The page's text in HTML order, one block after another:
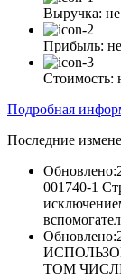
Выручка:
Прибыль:
Стоимость:
Подробная
Последние
001740-1
ТОМ